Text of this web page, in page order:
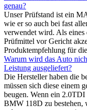
genau?
Unser Prüfstand ist ein
wie er so auch bei fast
verwendet wird. Als eines
Prüfmittel vor Gericht
Produktempfehlung für
Warum wird das Auto
Leistung ausgeliefert?
Die Hersteller haben die
müssen sich diese einem
beugen. Wenn ein 2.0TDI
BMW 118D zu bestehen,